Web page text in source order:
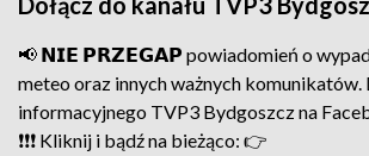
📢 𝗡𝗜𝗘 𝗣𝗥𝗭𝗘𝗚𝗔𝗣 powiadomień o
meteo oraz innych ważnych komunikatów.
informacyjnego TVP3 Bydgoszcz na
❗❗❗ Kliknij i bądź na bieżąco: 👉